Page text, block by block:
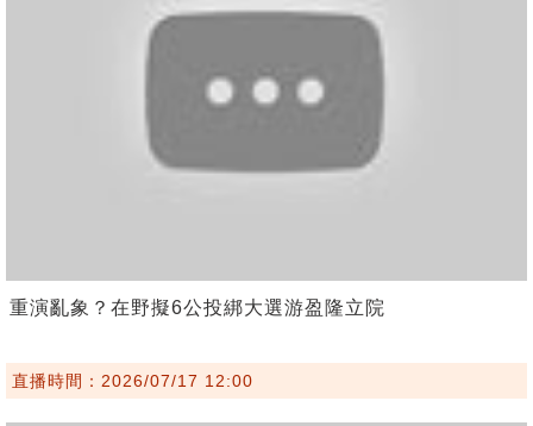
重演亂象？在野擬6公投綁大選游盈隆立院
直播時間：2026/07/17 12:00